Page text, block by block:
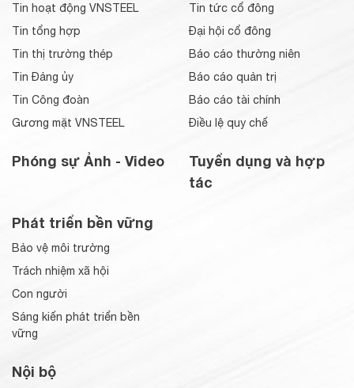
Tin hoạt động VNSTEEL
Tin tổng hợp
Tin thị trường thép
Tin Đảng ủy
Tin Công đoàn
Gương mặt VNSTEEL
Phóng sự Ảnh - Video
Tin tức cổ đông
Đại hội cổ đông
Báo cáo thường niên
Báo cáo quản trị
Báo cáo tài chính
Điều lệ quy chế
Tuyển dụng và hợp
tác
Phát triển bền vững
Bảo vệ môi trường
Trách nhiệm xã hội
Con người
Sáng kiến phát triển bền
vững
Nội bộ